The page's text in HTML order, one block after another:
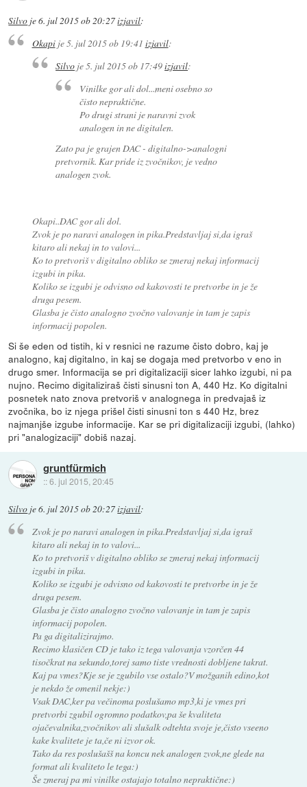
Silvo je6. jul 2015 ob 20:27izjavil:
Okapije5. jul 2015 ob 19:41 izjavil:
Silvo je5. jul 2015 ob 17:49izjavil:
Vinilke gor ali dol...meni osebno so
čisto nepraktične.
Po drugi strani je naravni zvok
analogen in ne digitalen.
Zato pa je grajen DAC - digitalno->analogni
pretvornik. Kar pride iz zvočnikov, je vedno
analogen zvok.
Okapi..DAC gor ali dol.
Zvok je po naravi analogen in pika.Predstavljaj si,da igraš
kitaro ali nekaj in to valovi...
Ko to pretvoriš v digitalno obliko se zmeraj nekaj informacij
izgubi in pika.
Koliko se izgubi je odvisno od kakovosti te pretvorbe in je že
druga pesem.
Glasba je čisto analogno zvočno valovanje in tam je zapis
informacij popolen.
Si še eden od tistih, ki v resnici ne razume čisto dobro, kaj je
analogno, kaj digitalno, in kaj se dogaja med pretvorbo v eno in
drugo smer. Informacija se pri digitalizaciji sicer lahko izgubi, ni pa
nujno. Recimo digitaliziraš čisti sinusni ton A, 440 Hz. Ko digitalni
posnetek nato znova pretvoriš v analognega in predvajaš iz
zvočnika, bo iz njega prišel čisti sinusni ton s 440 Hz, brez
najmanjše izgube informacije. Kar se pri digitalizaciji izgubi, (lahko)
pri "analogizaciji" dobiš nazaj.
gruntfürmich
::6. jul 2015, 20:45
Silvo je6. jul 2015 ob 20:27izjavil:
Zvok je po naravi analogen in pika.Predstavljaj si,da igraš
kitaro ali nekaj in to valovi...
Ko to pretvoriš v digitalno obliko se zmeraj nekaj informacij
izgubi in pika.
Koliko se izgubi je odvisno od kakovosti te pretvorbe in je že
druga pesem.
Glasba je čisto analogno zvočno valovanje in tam je zapis
informacij popolen.
Pa ga digitalizirajmo.
Recimo klasičen CD je tako iz tega valovanja vzorčen 44
tisočkrat na sekundo,torej samo tiste vrednosti dobljene takrat.
Kaj pa vmes?Kje se je zgubilo vse ostalo?V možganih edino,kot
je nekdo že omenil nekje:)
Vsak DAC,ker pa večinoma poslušamo mp3,ki je vmes pri
pretvorbi zgubil ogromno podatkov,pa še kvaliteta
ojačevalnika,zvočnikov ali slušalk odtehta svoje je,čisto vseeno
kake kvalitete je ta,če ni izvor ok.
Tako da res poslušašš na koncu nek analogen zvok,ne glede na
format ali kvaliteto le tega:)
Še zmeraj pa mi vinilke ostajajo totalno nepraktične:)